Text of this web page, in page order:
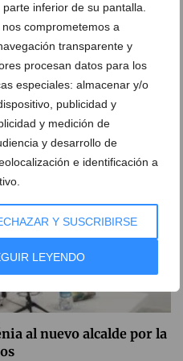
inferior de su pantalla.
comprometemos a
transparente y
procesan datos para los
especiales: almacenar y/o
publicidad y
y medición de
y desarrollo de
e identificación a
Y SUSCRIBIRSE
LEYENDO
el pleno de Dénia por la
al nuevo alcalde por la